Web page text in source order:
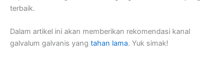
terbaik.
Dalam artikel ini akan memberikan rekomendasi kanal
galvalum galvanis yang tahan lama. Yuk simak!